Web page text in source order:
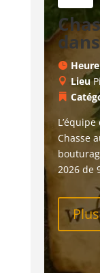
Lieu
Chasse
2026 de